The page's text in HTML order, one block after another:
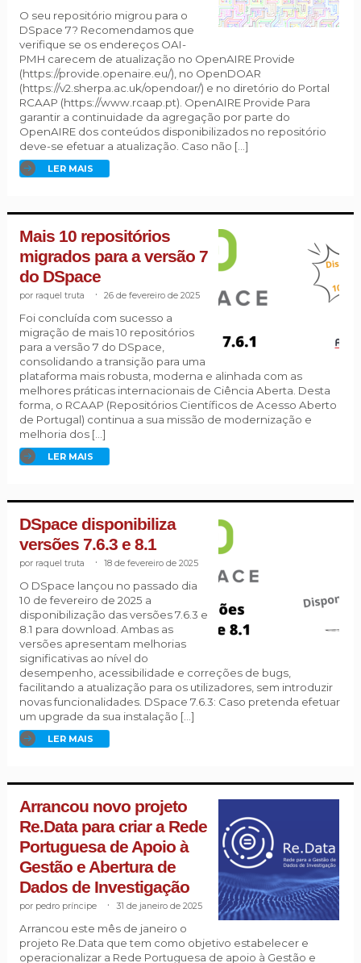
O seu repositório migrou para o
DSpace 7? Recomendamos que
verifique se os endereços OAI-
PMH carecem de atualização no OpenAIRE Provide
(https://provide.openaire.eu/), no OpenDOAR
(https://v2.sherpa.ac.uk/opendoar/) e no diretório do Portal
RCAAP (https://www.rcaap.pt). OpenAIRE Provide Para
garantir a continuidade da agregação por parte do
OpenAIRE dos conteúdos disponibilizados no repositório
deve-se efetuar a atualização. Caso não […]
LER MAIS
Mais 10 repositórios
migrados para a versão 7
do DSpace
raquel truta 26 de fevereiro de 2025
Foi concluída com sucesso a
migração de mais 10 repositórios
para a versão 7 do DSpace,
consolidando a transição para uma
plataforma mais robusta, moderna e alinhada com as
melhores práticas internacionais de Ciência Aberta. Desta
forma, o RCAAP (Repositórios Científicos de Acesso Aberto
de Portugal) continua a sua missão de modernização e
melhoria dos […]
LER MAIS
DSpace disponibiliza
versões 7.6.3 e 8.1
raquel truta 18 de fevereiro de 2025
O DSpace lançou no passado dia
10 de fevereiro de 2025 a
disponibilização das versões 7.6.3 e
8.1 para download. Ambas as
versões apresentam melhorias
significativas ao nível do
desempenho, acessibilidade e correções de bugs,
facilitando a atualização para os utilizadores, sem introduzir
novas funcionalidades. DSpace 7.6.3: Caso pretenda efetuar
um upgrade da sua instalação […]
LER MAIS
Arrancou novo projeto
Re.Data para criar a Rede
Portuguesa de Apoio à
Gestão e Abertura de
Dados de Investigação
pedro príncipe. 31 de janeiro de 2025
Arrancou este mês de janeiro o
projeto Re.Data que tem como objetivo estabelecer e
operacionalizar a Rede Portuguesa de apoio à Gestão e